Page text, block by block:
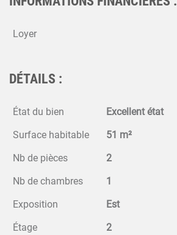
Loyer
DÉTAILS :
État du bien
Excellent état
Surface habitable
51 m²
Nb de pièces
2
Nb de chambres
1
Exposition
Est
Étage
2